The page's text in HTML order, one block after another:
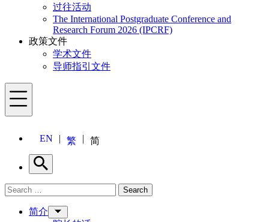
过往活动
The International Postgraduate Conference and
Research Forum 2026 (IPCRF)
政策文件
学术文件
导师指引文件
Menu
EN 繁 简
Search
Search for: Search
简介